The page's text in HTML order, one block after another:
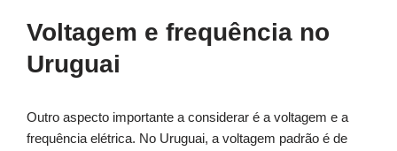
Voltagem e frequência no
Uruguai
Outro aspecto importante a considerar é a voltagem e a
frequência elétrica. No Uruguai, a voltagem padrão é de